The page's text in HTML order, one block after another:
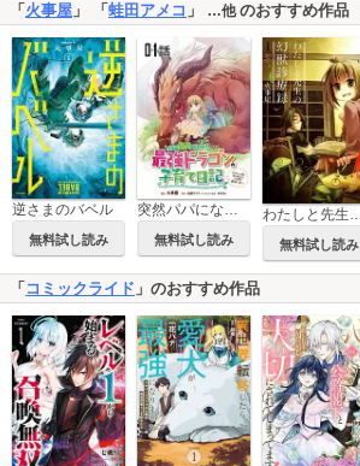
「 火事屋 」 「 蛙田アメコ 」 …他のおすすめ作品
逆さまのバベル
無料試し読み
突然パパになった最強ドラゴンの子育て日記～かわいい娘、ほのぼのと人間界最強に育つ～ 【単話版】
無料試し読み 無料試し読み
「 コミックライド 」のおすすめ作品